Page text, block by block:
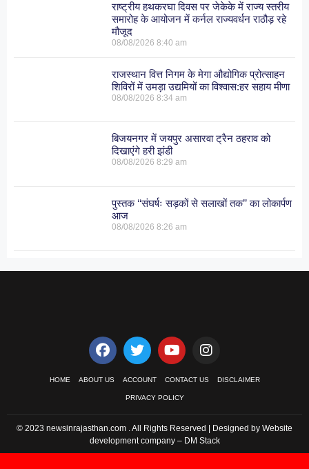
राष्ट्रीय हथकरघा दिवस पर जेकेके में राज्य स्तरीय
समारोह के आयोजन में कर्नल राज्यवर्धन राठौड़ रहे
मौजूद
08/08/20268:40 am
राजस्थान वित्त निगम के मेगा औद्योगिक प्रोत्साहन
शिविरों में उमड़ा उद्यमियों का विश्वास:हर सहाय मीणा
08/08/20268:34 am
बिजयनगर में जयपुर असारवा ट्रैन ठहराव को
दिखाएंगे हरी झंडी
08/08/20268:29 am
पुस्तक ‘‘संघर्षः सड़कों से सलाखों तक’’ का लोकार्पण
आज
08/08/20268:26 am
HOME ABOUT US ACCOUNT CONTACT US DISCLAIMER
PRIVACY POLICY
© 2023 newsinrajasthan.com . All Rights Reserved | Designed by Website
development company – DM Stack